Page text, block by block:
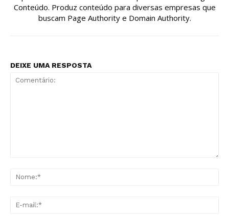
Conteúdo. Produz conteúdo para diversas empresas que
buscam Page Authority e Domain Authority.
DEIXE UMA RESPOSTA